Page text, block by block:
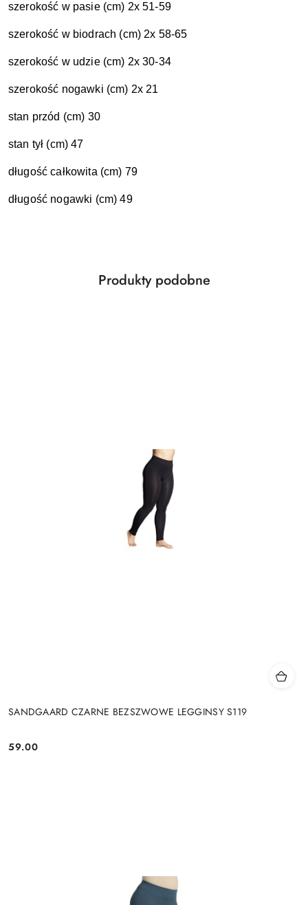
szerokość w pasie (cm) 2x 51-59
szerokość w biodrach (cm) 2x 58-65
szerokość w udzie (cm) 2x 30-34
szerokość nogawki (cm) 2x 21
stan przód (cm) 30
stan tył (cm) 47
długość całkowita (cm) 79
długość nogawki (cm) 49
Pomiń karuzelę produktów
Produkty
Produkty podobne
SANDGAARD CZARNE BEZSZWOWE LEGGINSY S119
Cena:
59.00